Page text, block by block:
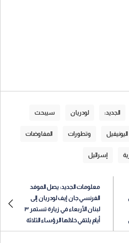
الجديد: لودريان سيبحث
اليونيفيل وتطورات المفاوضات
إسرائيل
معلومات الجديد: يصل الموفد
الفرنسي جان إيف لودريان إلى
لبنان الأربعاء في زيارة تستمر ٣
أيام يلتقي خلالها الرؤساء الثلاثة